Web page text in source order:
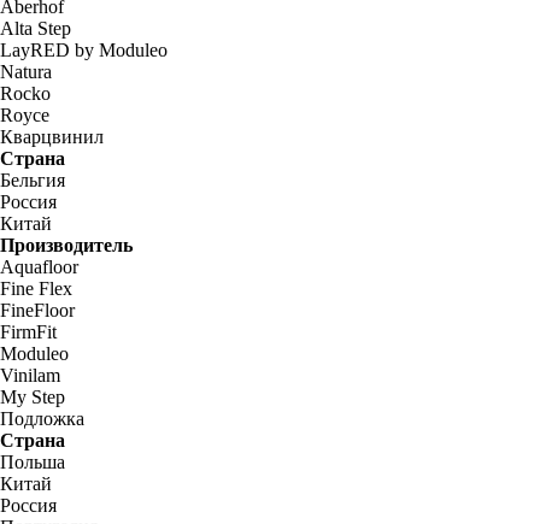
Aberhof
Alta Step
LayRED by Moduleo
Natura
Rocko
Royce
Кварцвинил
Страна
Бельгия
Россия
Китай
Производитель
Aquafloor
Fine Flex
FineFloor
FirmFit
Moduleo
Vinilam
My Step
Подложка
Страна
Польша
Китай
Россия